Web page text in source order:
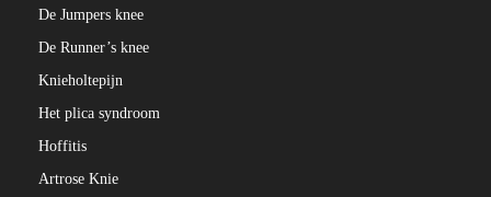
De Jumpers knee
De Runner’s knee
Knieholtepijn
Het plica syndroom
Hoffitis
Artrose Knie